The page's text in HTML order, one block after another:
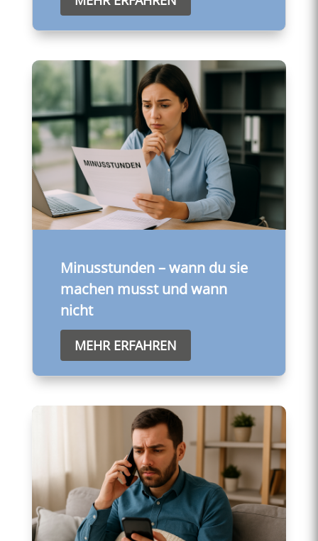
Minusstunden – wann du sie
machen musst und wann
nicht
MEHR ERFAHREN